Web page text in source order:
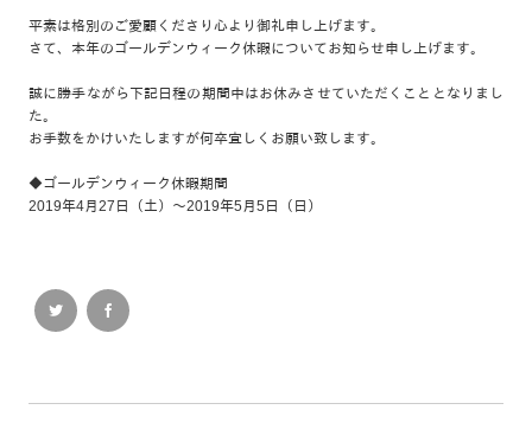
平素は格別のご愛顧くださり心より御礼申し上げます。
さて、本年のゴールデンウィーク休暇についてお知らせ申し上げます。
誠に勝手ながら下記日程の期間中はお休みさせていただくこととなりまし
た。
お手数をかけいたしますが何卒宜しくお願い致します。
◆ゴールデンウィーク休暇期間
2019年4月27日（土）～2019年5月5日（日）